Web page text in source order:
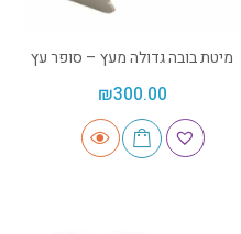
מיטת בובה גדולה מעץ – סופר עץ
₪300.00